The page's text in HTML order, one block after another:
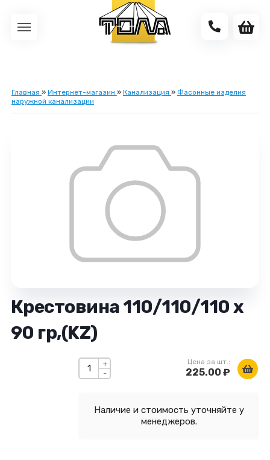
Главная » Интернет-магазин » Канализация » Фасонные изделия
наружной канализации
Крестовина 110/110/110 х
90 гр,(KZ)
-
+ Цена за шт.:
225.00 ₽
Наличие и стоимость уточняйте у
менеджеров.